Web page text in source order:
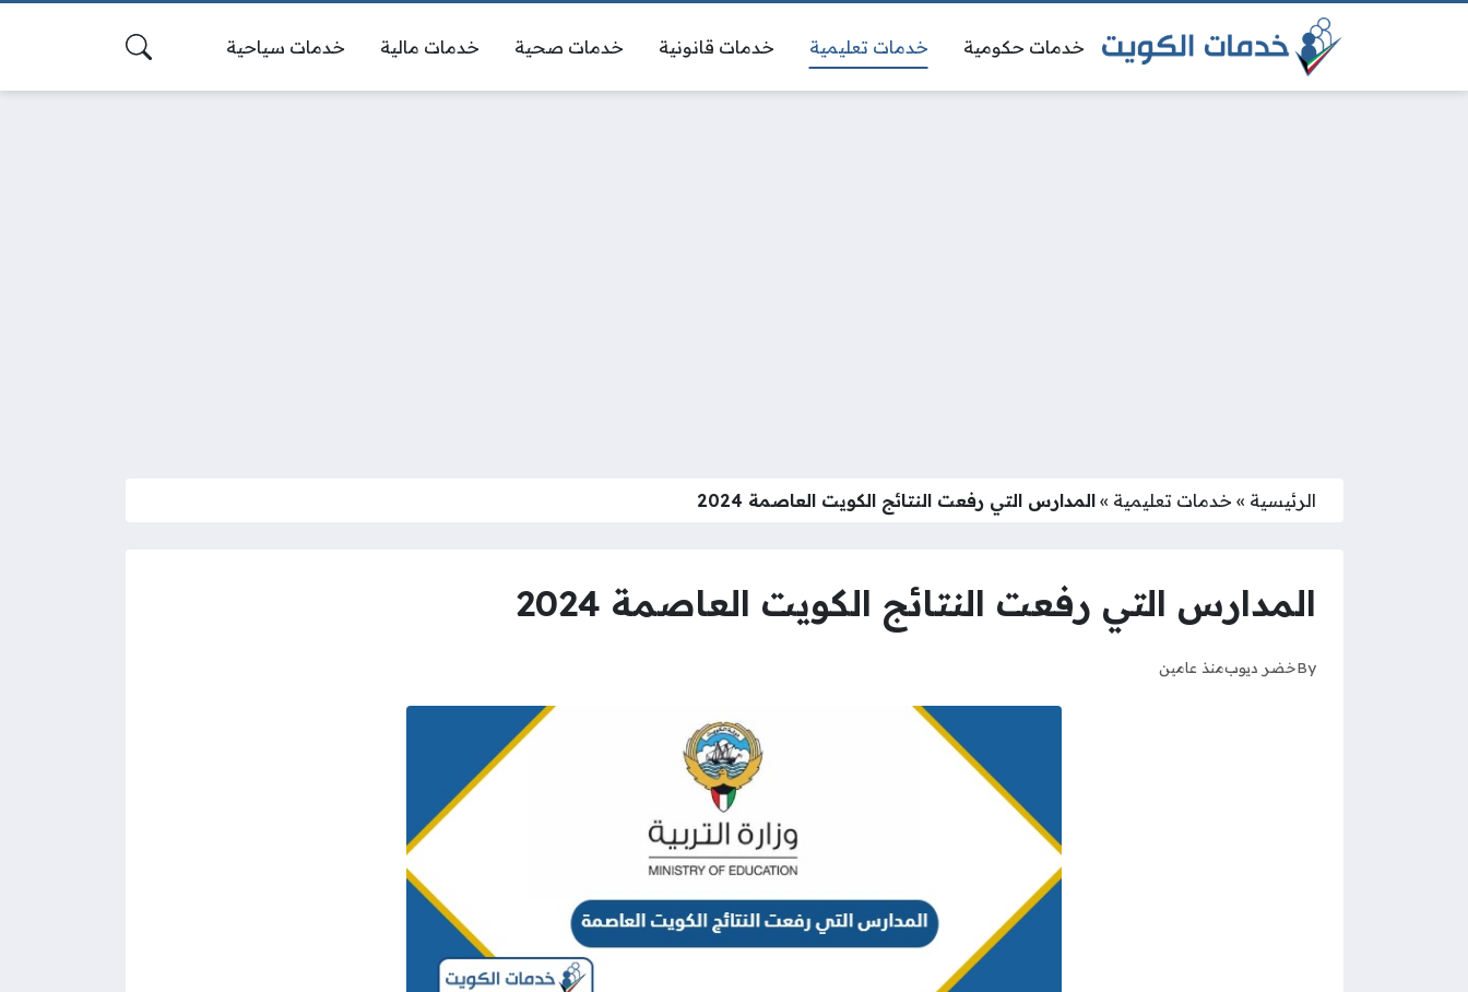
خدمات حكومية خدمات تعليمية خدمات قانونية خدمات صحية خدمات مالية خدمات سياحية
الرئيسية » خدمات تعليمية »المدارس التي رفعت النتائج الكويت العاصمة 2024
المدارس التي رفعت النتائج الكويت العاصمة 2024
Byخضر ديوبمنذ عامين